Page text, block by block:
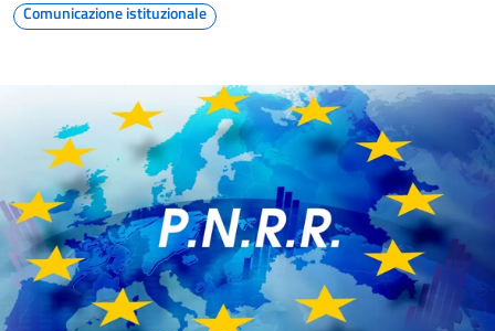
Comunicazione istituzionale